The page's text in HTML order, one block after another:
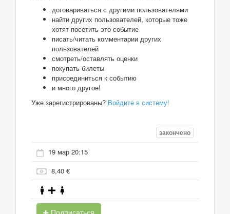
договариваться с другими пользователями
найти других пользователей, которые тоже
хотят посетить это событие
писать/читать комментарии других
пользователей
смотреть/оставлять оценки
покупать билеты
присоединиться к событию
и много другое!
Уже зарегистрированы? Войдите в систему!
закончено
19 мар 20:15
8,40 €
Подписаться